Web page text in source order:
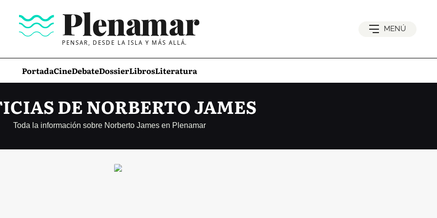
PENSAR, DESDE LA ISLA Y MÁS ALLÁ.
MENÚ
PortadaCineDebateDossierLibrosLiteratura
DE NORBERTO JAMES
Toda la información sobre Norberto James en Plenamar